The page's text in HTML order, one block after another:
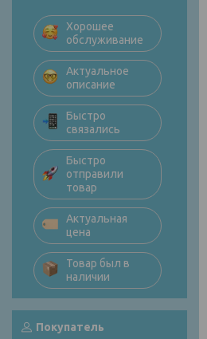
Хорошее
обслуживание
Актуальное
описание
Быстро
связались
Быстро
отправили
товар
Актуальная
цена
Товар был в
наличии
Покупатель